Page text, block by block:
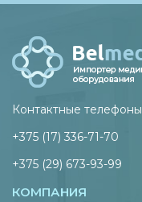
Контактные телефоны
+375 (17) 336-71-70
+375 (29) 673-93-99
КОМПАНИЯ